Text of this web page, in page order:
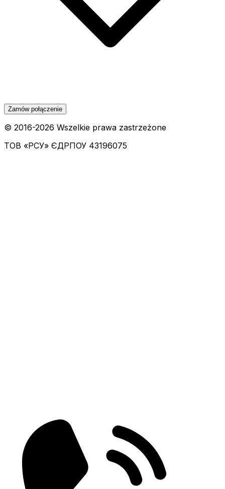
Zamów połączenie
© 2016-2026 Wszelkie prawa zastrzeżone
ТОВ «РСУ» ЄДРПОУ 43196075